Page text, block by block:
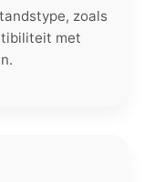
zoals
met